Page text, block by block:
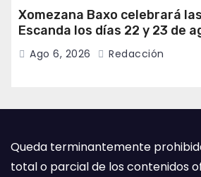
Xomezana Baxo celebrará
Escanda los días 22 y 23 de
Ago 6, 2026 Redacción
Queda terminantemente
total o parcial de los contenidos